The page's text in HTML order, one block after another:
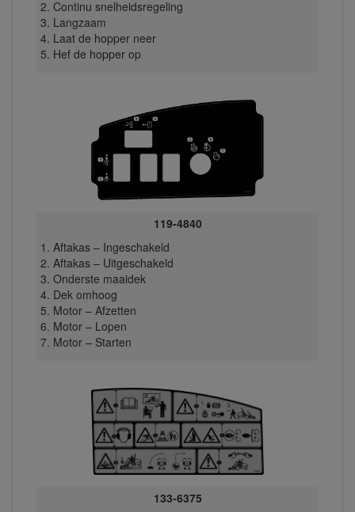
Continu snelheidsregeling
Langzaam
Laat de hopper neer
Hef de hopper op
119-4840
Aftakas – Ingeschakeld
Aftakas – Uitgeschakeld
Onderste maaidek
Dek omhoog
Motor – Afzetten
Motor – Lopen
Motor – Starten
133-6375